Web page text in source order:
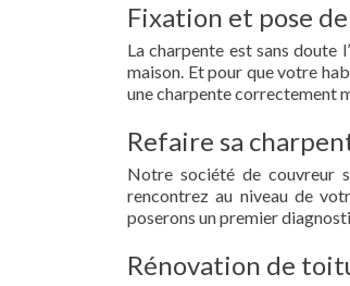
Fixation et pose
La charpente est sans doute
maison. Et pour que votre
une charpente correctement
Refaire sa
Notre société de couvreur
rencontrez au niveau de
poserons un premier
Rénovation de